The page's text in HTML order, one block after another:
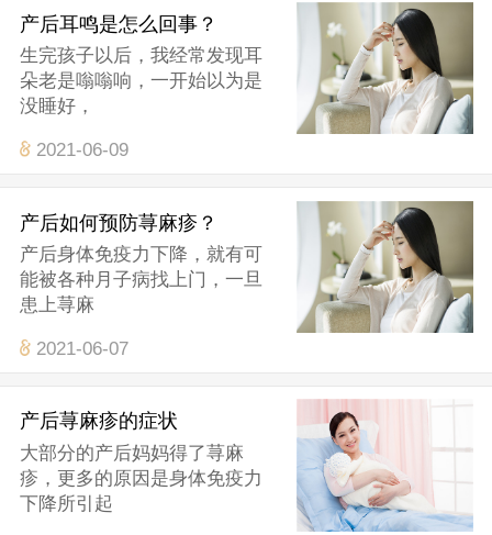
产后耳鸣是怎么回事？
生完孩子以后，我经常发现耳
朵老是嗡嗡响，一开始以为是
没睡好，
2021-06-09
产后如何预防荨麻疹？
产后身体免疫力下降，就有可
能被各种月子病找上门，一旦
患上荨麻
2021-06-07
产后荨麻疹的症状
大部分的产后妈妈得了荨麻
疹，更多的原因是身体免疫力
下降所引起